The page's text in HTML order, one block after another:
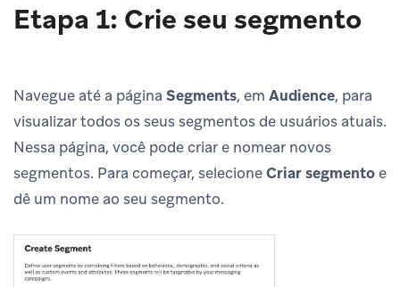
Etapa 1: Crie seu segmento
Navegue até a página Segments, em Audience, para
visualizar todos os seus segmentos de usuários atuais.
Nessa página, você pode criar e nomear novos
segmentos. Para começar, selecioneCriar segmentoe
dê um nome ao seu segmento.